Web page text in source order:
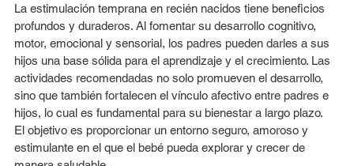
La estimulación temprana en recién nacidos tiene beneficios
profundos y duraderos. Al fomentar su desarrollo cognitivo,
motor, emocional y sensorial, los padres pueden darles a sus
hijos una base sólida para el aprendizaje y el crecimiento. Las
actividades recomendadas no solo promueven el desarrollo,
sino que también fortalecen el vínculo afectivo entre padres e
hijos, lo cual es fundamental para su bienestar a largo plazo.
El objetivo es proporcionar un entorno seguro, amoroso y
estimulante en el que el bebé pueda explorar y crecer de